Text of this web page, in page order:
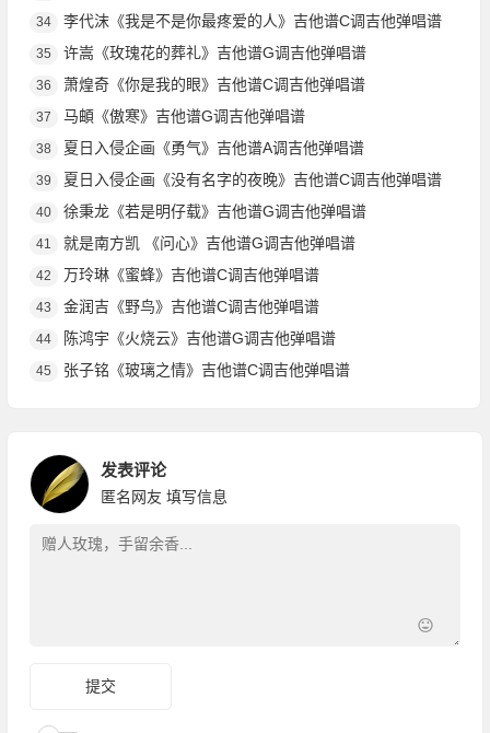
34 李代沫《我是不是你最疼爱的人》吉他谱C调吉他弹唱谱
35 许嵩《玫瑰花的葬礼》吉他谱G调吉他弹唱谱
36 萧煌奇《你是我的眼》吉他谱C调吉他弹唱谱
37 马頔《傲寒》吉他谱G调吉他弹唱谱
38 夏日入侵企画《勇气》吉他谱A调吉他弹唱谱
39 夏日入侵企画《没有名字的夜晚》吉他谱C调吉他弹唱谱
40 徐秉龙《若是明仔载》吉他谱G调吉他弹唱谱
41 就是南方凯 《问心》吉他谱G调吉他弹唱谱
42 万玲琳《蜜蜂》吉他谱C调吉他弹唱谱
43 金润吉《野鸟》吉他谱C调吉他弹唱谱
44 陈鸿宇《火烧云》吉他谱G调吉他弹唱谱
45 张子铭《玻璃之情》吉他谱C调吉他弹唱谱
发表评论
匿名网友 填写信息